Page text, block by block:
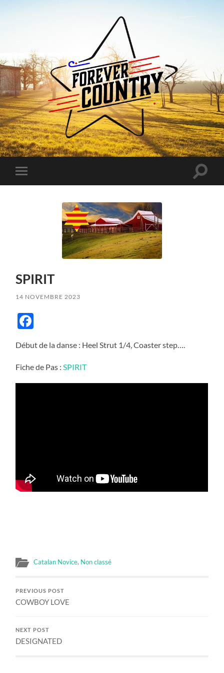
Forever
Country
Toggle
mobile
Toggle
SPIRIT
14 NOVEMBRE 2023
Début de la danse : Heel Strut 1/4, Coaster step….
Fiche de Pas : SPIRIT
Catalan Novice, Non classé
PREVIOUS POST
COWBOY LOVE
NEXT POST
DESIGNATED